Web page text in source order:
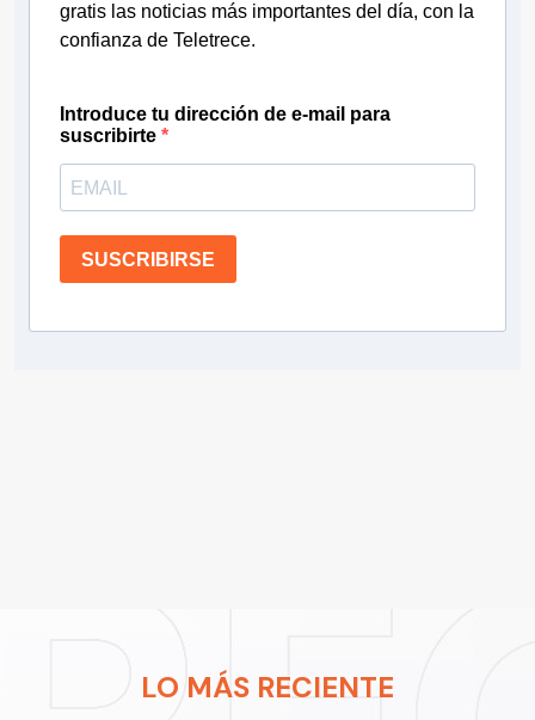
gratis las noticias más importantes del día, con la
confianza de Teletrece.
Introduce tu dirección de e-mail para
suscribirte
SUSCRIBIRSE
LO MÁS RECIENTE